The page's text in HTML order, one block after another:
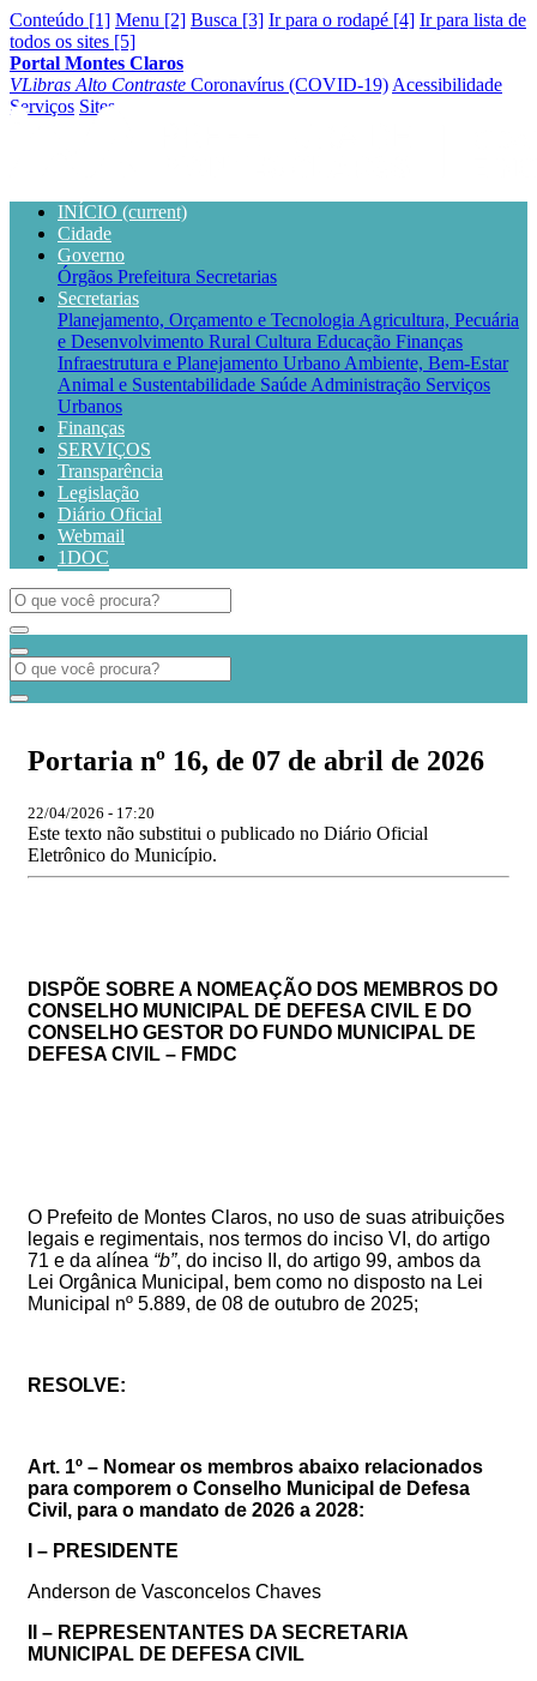
Conteúdo [1] Menu [2] Busca [3] Ir para o rodapé [4] Ir para lista de
todos os sites [5]
Portal Montes Claros
VLibras Alto Contraste Coronavírus (COVID-19) Acessibilidade
Serviços Sites
INÍCIO (current)
Cidade
Governo
Órgãos Prefeitura Secretarias
Secretarias
Planejamento, Orçamento e Tecnologia Agricultura, Pecuária
e Desenvolvimento Rural Cultura Educação Finanças
Infraestrutura e Planejamento Urbano Ambiente, Bem-Estar
Animal e Sustentabilidade Saúde Administração Serviços
Urbanos
Finanças
SERVIÇOS
Transparência
Legislação
Diário Oficial
Webmail
1DOC
Portaria nº 16, de 07 de abril de 2026
22/04/2026 - 17:20
Este texto não substitui o publicado no Diário Oficial
Eletrônico do Município.
DISPÕE SOBRE A NOMEAÇÃO DOS MEMBROS DO
CONSELHO MUNICIPAL DE DEFESA CIVIL E DO
CONSELHO GESTOR DO FUNDO MUNICIPAL DE
DEFESA CIVIL – FMDC
O Prefeito de Montes Claros, no uso de suas atribuições
legais e regimentais, nos termos do inciso VI, do artigo
71 e da alínea “b”, do inciso II, do artigo 99, ambos da
Lei Orgânica Municipal, bem como no disposto na Lei
Municipal nº 5.889, de 08 de outubro de 2025;
RESOLVE:
Art. 1º – Nomear os membros abaixo relacionados
para comporem o Conselho Municipal de Defesa
Civil, para o mandato de 2026 a 2028:
I – PRESIDENTE
Anderson de Vasconcelos Chaves
II – REPRESENTANTES DA SECRETARIA
MUNICIPAL DE DEFESA CIVIL